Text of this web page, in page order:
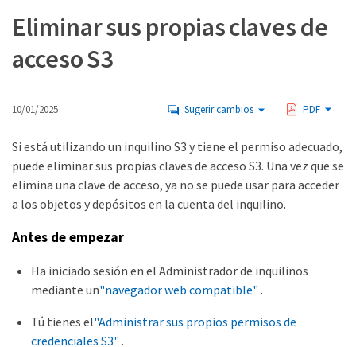
Eliminar sus propias claves de
acceso S3
10/01/2025 Sugerir cambios PDF
Si está utilizando un inquilino S3 y tiene el permiso adecuado,
puede eliminar sus propias claves de acceso S3. Una vez que se
elimina una clave de acceso, ya no se puede usar para acceder
a los objetos y depósitos en la cuenta del inquilino.
Antes de empezar
Ha iniciado sesión en el Administrador de inquilinos
mediante un"navegador web compatible" .
Tú tienes el"Administrar sus propios permisos de
credenciales S3" .